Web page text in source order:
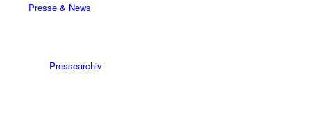
Presse & News
Pressearchiv